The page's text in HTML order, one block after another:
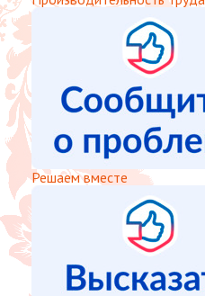
Решаем вместе